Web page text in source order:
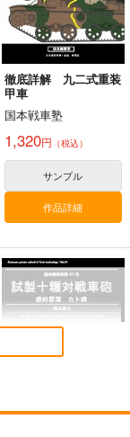
紫電改343完結編1巻
須本壮一
3,080円（税込）
オリジナル
菅野直
源田実
サンプル
カート
サンプル
カート
徹底詳解 九二式重装
甲車
国本戦車塾
1,320円 （税込）
サンプル
作品詳細